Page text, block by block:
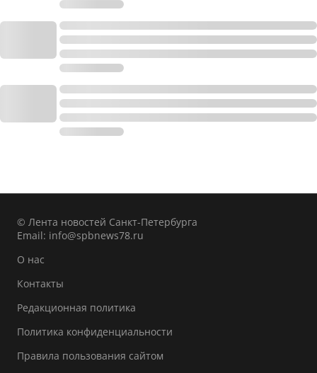
© Лента новостей Санкт-Петербурга
Email: info@spbnews78.ru
О нас
Контакты
Редакционная политика
Политика конфиденциальности
Правила пользования сайтом